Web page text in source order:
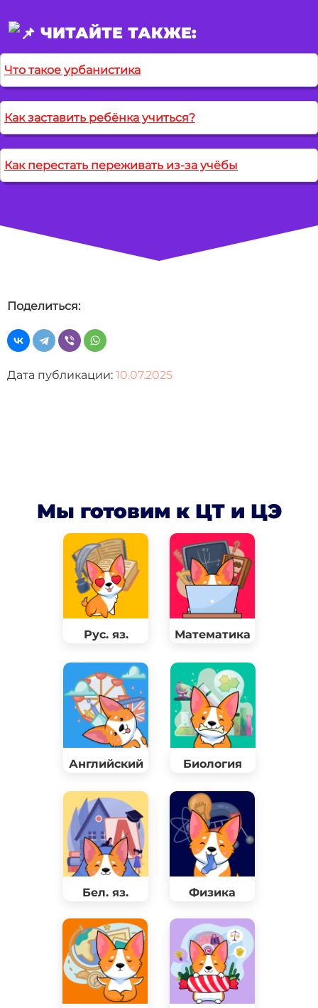
ЧИТАЙТЕ ТАКЖЕ:
Что такое урбанистика
Как заставить ребёнка учиться?
Как перестать переживать из-за учёбы
Поделиться:
Дата публикации: 10.07.2025
Рус. яз. Математика
Английский Биология
Мы готовим к ЦТ и ЦЭ
Бел. яз. Физика